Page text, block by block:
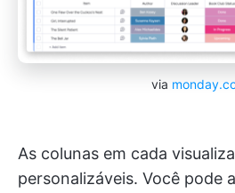
via
As colunas em cada
personalizáveis. Você pode